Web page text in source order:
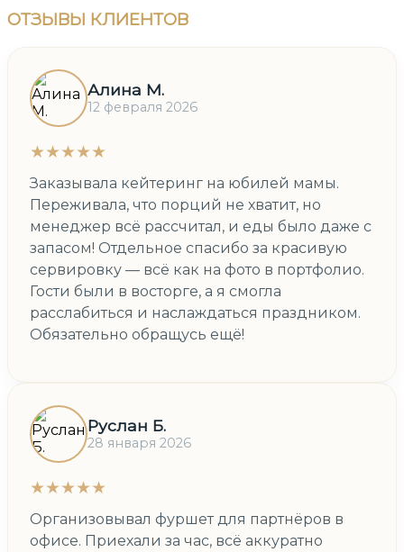
ОТЗЫВЫ КЛИЕНТОВ
Алина М.
12 февраля 2026
★★★★★
Заказывала кейтеринг на юбилей мамы.
Переживала, что порций не хватит, но
менеджер всё рассчитал, и еды было даже с
запасом! Отдельное спасибо за красивую
сервировку — всё как на фото в портфолио.
Гости были в восторге, а я смогла
расслабиться и наслаждаться праздником.
Обязательно обращусь ещё!
Руслан Б.
28 января 2026
★★★★★
Организовывал фуршет для партнёров в
офисе. Приехали за час, всё аккуратно